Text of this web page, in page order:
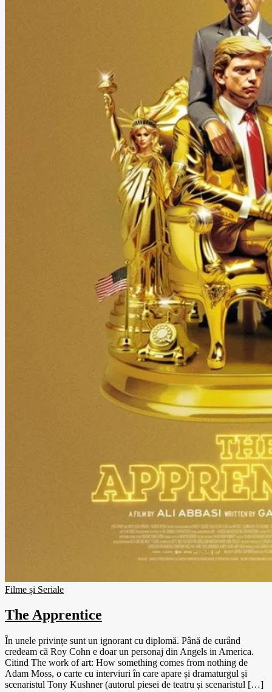
Filme și Seriale
The Apprentice
În unele privințe sunt un ignorant cu diplomă. Până de curând
credeam că Roy Cohn e doar un personaj din Angels in America.
Citind The work of art: How something comes from nothing de
Adam Moss, o carte cu interviuri în care apare și dramaturgul și
scenaristul Tony Kushner (autorul piesei de teatru și scenaristul […]